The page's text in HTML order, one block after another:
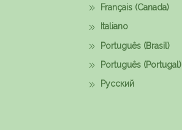
Français (Canada)
Italiano
Português (Brasil)
Português (Portugal)
Русский